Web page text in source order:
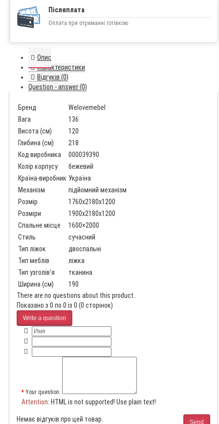
Післяплата
Оплата при отриманні готівкою
Опис
Характеристики
Відгуків (0)
Question - answer (0)
Бренд
Welovemebel
Вага
136
Висота (см)
120
Глибина (см)
218
Код виробника
000039390
Колір корпусу
бежевий
Країна-виробник Україна
Механізм
підйомний механізм
Розмір
1760x2180x1200
Розміри
1900x2180x1200
Спальне місце
1600×2000
Стиль
сучасний
Тип ліжок
двоспальні
Тип меблів
ліжка
Тип узголів'я
тканина
Ширина (см)
190
There are no questions about this product..
Показано з 0 по 0 із 0 (0 сторінок)
Write a question
Your question:
Attention: HTML is not supported! Use plain text!
Send
Немає відгуків про цей товар.